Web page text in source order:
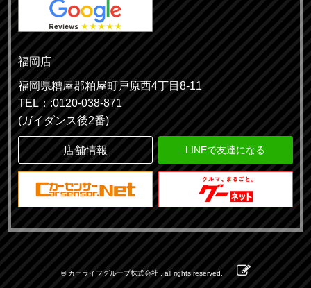
福岡店
福岡県糟屋郡粕屋町戸原西4丁目8-11
TEL：:0120-038-871
(ガイダンス後2番)
店舗情報 LINEで友達になる
© カーライフグループ株式会社 , all rights reserved.